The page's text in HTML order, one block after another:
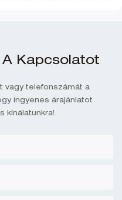
A Kapcsolatot
vagy telefonszámát a
ingyenes árajánlatot
kínálatunkra!